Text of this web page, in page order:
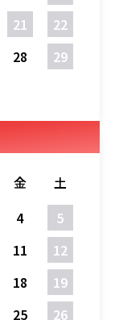
21
22
28
29
金
土
4
5
11
12
18
19
25
26